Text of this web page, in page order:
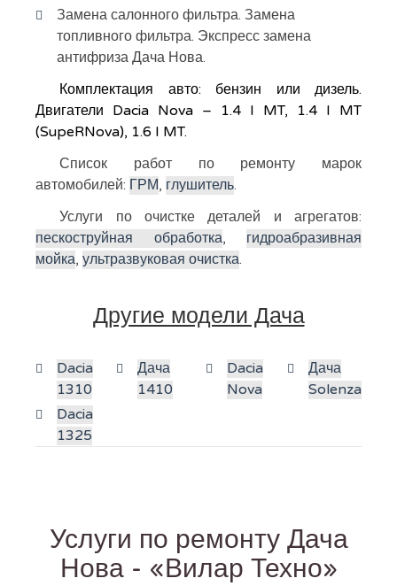
Замена салонного фильтра. Замена
топливного фильтра. Экспресс замена
антифриза Дача Нова.
Комплектация авто: бензин или дизель.
Двигатели Dacia Nova – 1.4 I MT, 1.4 I MT
(SupeRNova), 1.6 I MT.
Список работ по ремонту марок
автомобилей: ГРМ, глушитель.
Услуги по очистке деталей и агрегатов:
пескоструйная обработка, гидроабразивная
мойка, ультразвуковая очистка.
Другие модели Дача
Dacia
1310
Dacia
1325
Дача
1410
Dacia
Nova
Дача
Solenza
Услуги по ремонту Дача
Нова - «Вилар Техно»